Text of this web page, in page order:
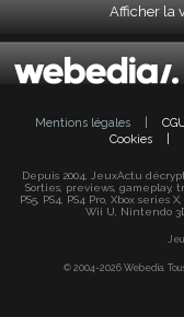
Afficher la
Mentions légales
Cookies
Depuis 2004, JeuxActu
Sorties, previews, gameplay,
PS5, PS4, PS4 Pro, Xbox series
Wii U, Nintendo
© 2004-2026 Webedia.